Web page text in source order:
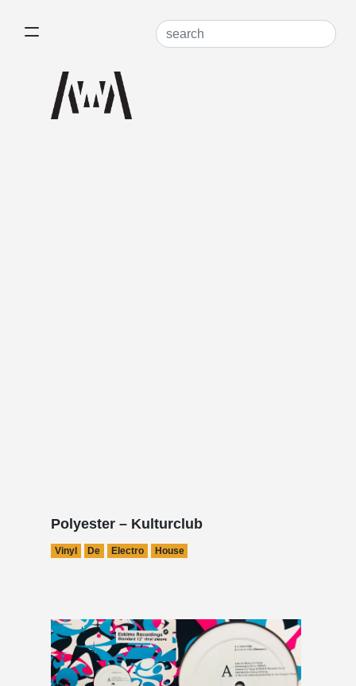
Polyester – Kulturclub
Vinyl De Electro House